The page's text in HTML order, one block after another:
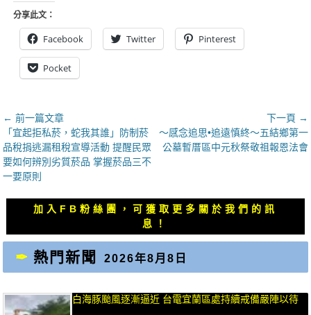
分享此文：
Facebook Twitter Pinterest
Pocket
文
章
導
覽
← 前一篇文章
上
一
篇
文
「宜起拒私菸，蛇我其誰」防制菸
品稅捐逃漏租稅宣導活動 提醒民眾
要如何辨別劣質菸品 掌握菸品三不
一要原則
下一頁 →
下
一
～感念追思•追遠慎終～五結鄉第一
公墓暫厝區中元秋祭敬祖報恩法會
加入FB粉絲團，可獲取更多關於我們的訊
息！
熱門新聞 2026年8月8日
白海豚颱風逐漸逼近 台電宜蘭區處持續戒備嚴陣以待